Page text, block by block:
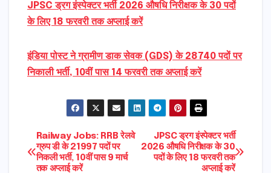
JPSC ड्रग इंस्पेक्टर भर्ती 2026 औषधि निरीक्षक के 30 पदों
के लिए 18 फरवरी तक अप्लाई करें
इंडिया पोस्ट ने ग्रामीण डाक सेवक (GDS) के 28740 पदों पर
निकाली भर्ती, 10वीं पास 14 फरवरी तक अप्लाई करें
Post
navigation
JPSC ड्रग इंस्पेक्टर भर्ती
2026 औषधि निरीक्षक के 30
पदों के लिए 18 फरवरी तक
अप्लाई करें
Railway Jobs: RRB रेलवे
ग्रुप डी के 21997 पदों पर
निकली भर्ती, 10वीं पास 9 मार्च
तक अप्लाई करें